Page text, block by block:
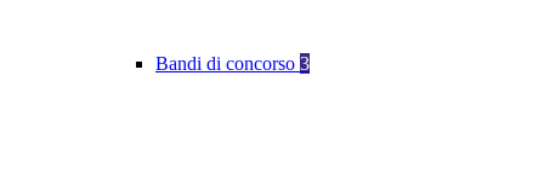
Bandi di concorso 3